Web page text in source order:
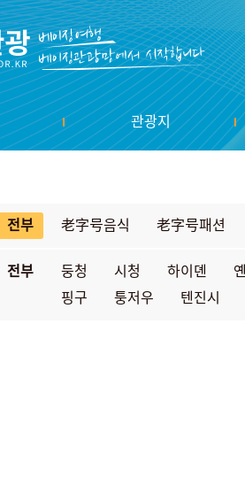
관광지
전부 老字号음식 老字号패션
전부 둥청 시청 하이뎬
핑구
퉁저우 텐진시